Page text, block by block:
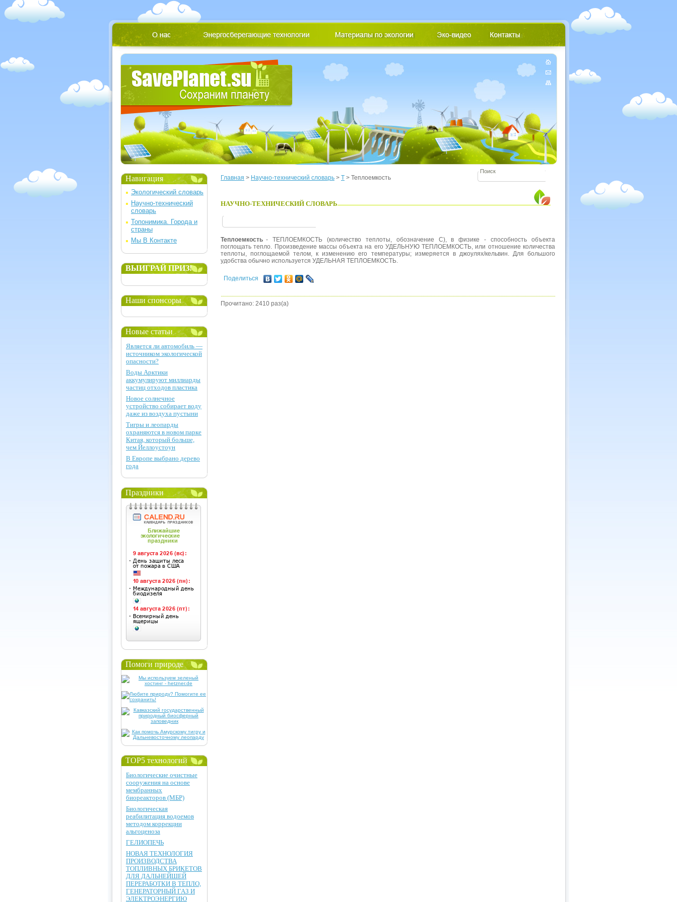
Главная > Научно-технический словарь > Т > Теплоемкость
НАУЧНО-ТЕХНИЧЕСКИЙ СЛОВАРЬ
Теплоемкость - ТЕПЛОЕМКОСТЬ (количество теплоты, обозначение С), в физике - способность объекта
поглощать тепло. Произведение массы объекта на его УДЕЛЬНУЮ ТЕПЛОЕМКОСТЬ, или отношение количества
теплоты, поглощаемой телом, к изменению его температуры; измеряется в джоулях/кельвин. Для большого
удобства обычно используется УДЕЛЬНАЯ ТЕПЛОЕМКОСТЬ.
Поделиться
Прочитано: 2410 раз(а)
Навигация
Экологический словарь
Научно-технический
словарь
Топонимика. Города и
страны
Мы В Контакте
ВЫИГРАЙ ПРИЗ!
Наши спонсоры
Новые статьи
Является ли автомобиль —
источником экологической
опасности?
Воды Арктики
аккумулируют миллиарды
частиц отходов пластика
Новое солнечное
устройство собирает воду
даже из воздуха пустыни
Тигры и леопарды
охраняются в новом парке
Китая, который больше,
чем Йеллоустоун
В Европе выбрано дерево
года
Праздники
Помоги природе
TOP5 технологий
Биологические очистные
сооружения на основе
мембранных
биореакторов (МБР)
Биологическая
реабилитация водоемов
методом коррекции
альгоценоза
ГЕЛИОПЕЧЬ
НОВАЯ ТЕХНОЛОГИЯ
ПРОИЗВОДСТВА
ТОПЛИВНЫХ БРИКЕТОВ
ДЛЯ ДАЛЬНЕЙШЕЙ
ПЕРЕРАБОТКИ В ТЕПЛО,
ГЕНЕРАТОРНЫЙ ГАЗ И
ЭЛЕКТРОЭНЕРГИЮ